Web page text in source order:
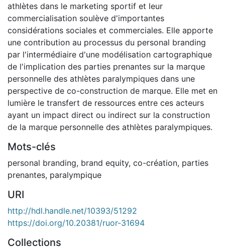
athlètes dans le marketing sportif et leur
commercialisation soulève d'importantes
considérations sociales et commerciales. Elle apporte
une contribution au processus du personal branding
par l'intermédiaire d'une modélisation cartographique
de l'implication des parties prenantes sur la marque
personnelle des athlètes paralympiques dans une
perspective de co-construction de marque. Elle met en
lumière le transfert de ressources entre ces acteurs
ayant un impact direct ou indirect sur la construction
de la marque personnelle des athlètes paralympiques.
Mots-clés
personal branding, brand equity, co-création, parties
prenantes, paralympique
URI
http://hdl.handle.net/10393/51292
https://doi.org/10.20381/ruor-31694
Collections